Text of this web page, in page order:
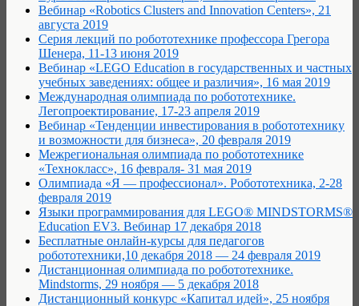
Вебинар «Robotics Clusters and Innovation Centers», 21
августа 2019
Серия лекций по робототехнике профессора Грегора
Шенера, 11-13 июня 2019
Вебинар «LEGO Education в государственных и частных
учебных заведениях: общее и различия», 16 мая 2019
Международная олимпиада по робототехнике.
Легопроектирование, 17-23 апреля 2019
Вебинар «Тенденции инвестирования в робототехнику
и возможности для бизнеса», 20 февраля 2019
Межрегиональная олимпиада по робототехнике
«Технокласс», 16 февраля- 31 мая 2019
Олимпиада «Я — профессионал». Робототехника, 2-28
февраля 2019
Языки программирования для LEGO® MINDSTORMS®
Education EV3. Вебинар 17 декабря 2018
Бесплатные онлайн-курсы для педагогов
робототехники,10 декабря 2018 — 24 февраля 2019
Дистанционная олимпиада по робототехнике.
Mindstorms, 29 ноября — 5 декабря 2018
Дистанционный конкурс «Капитал идей», 25 ноября